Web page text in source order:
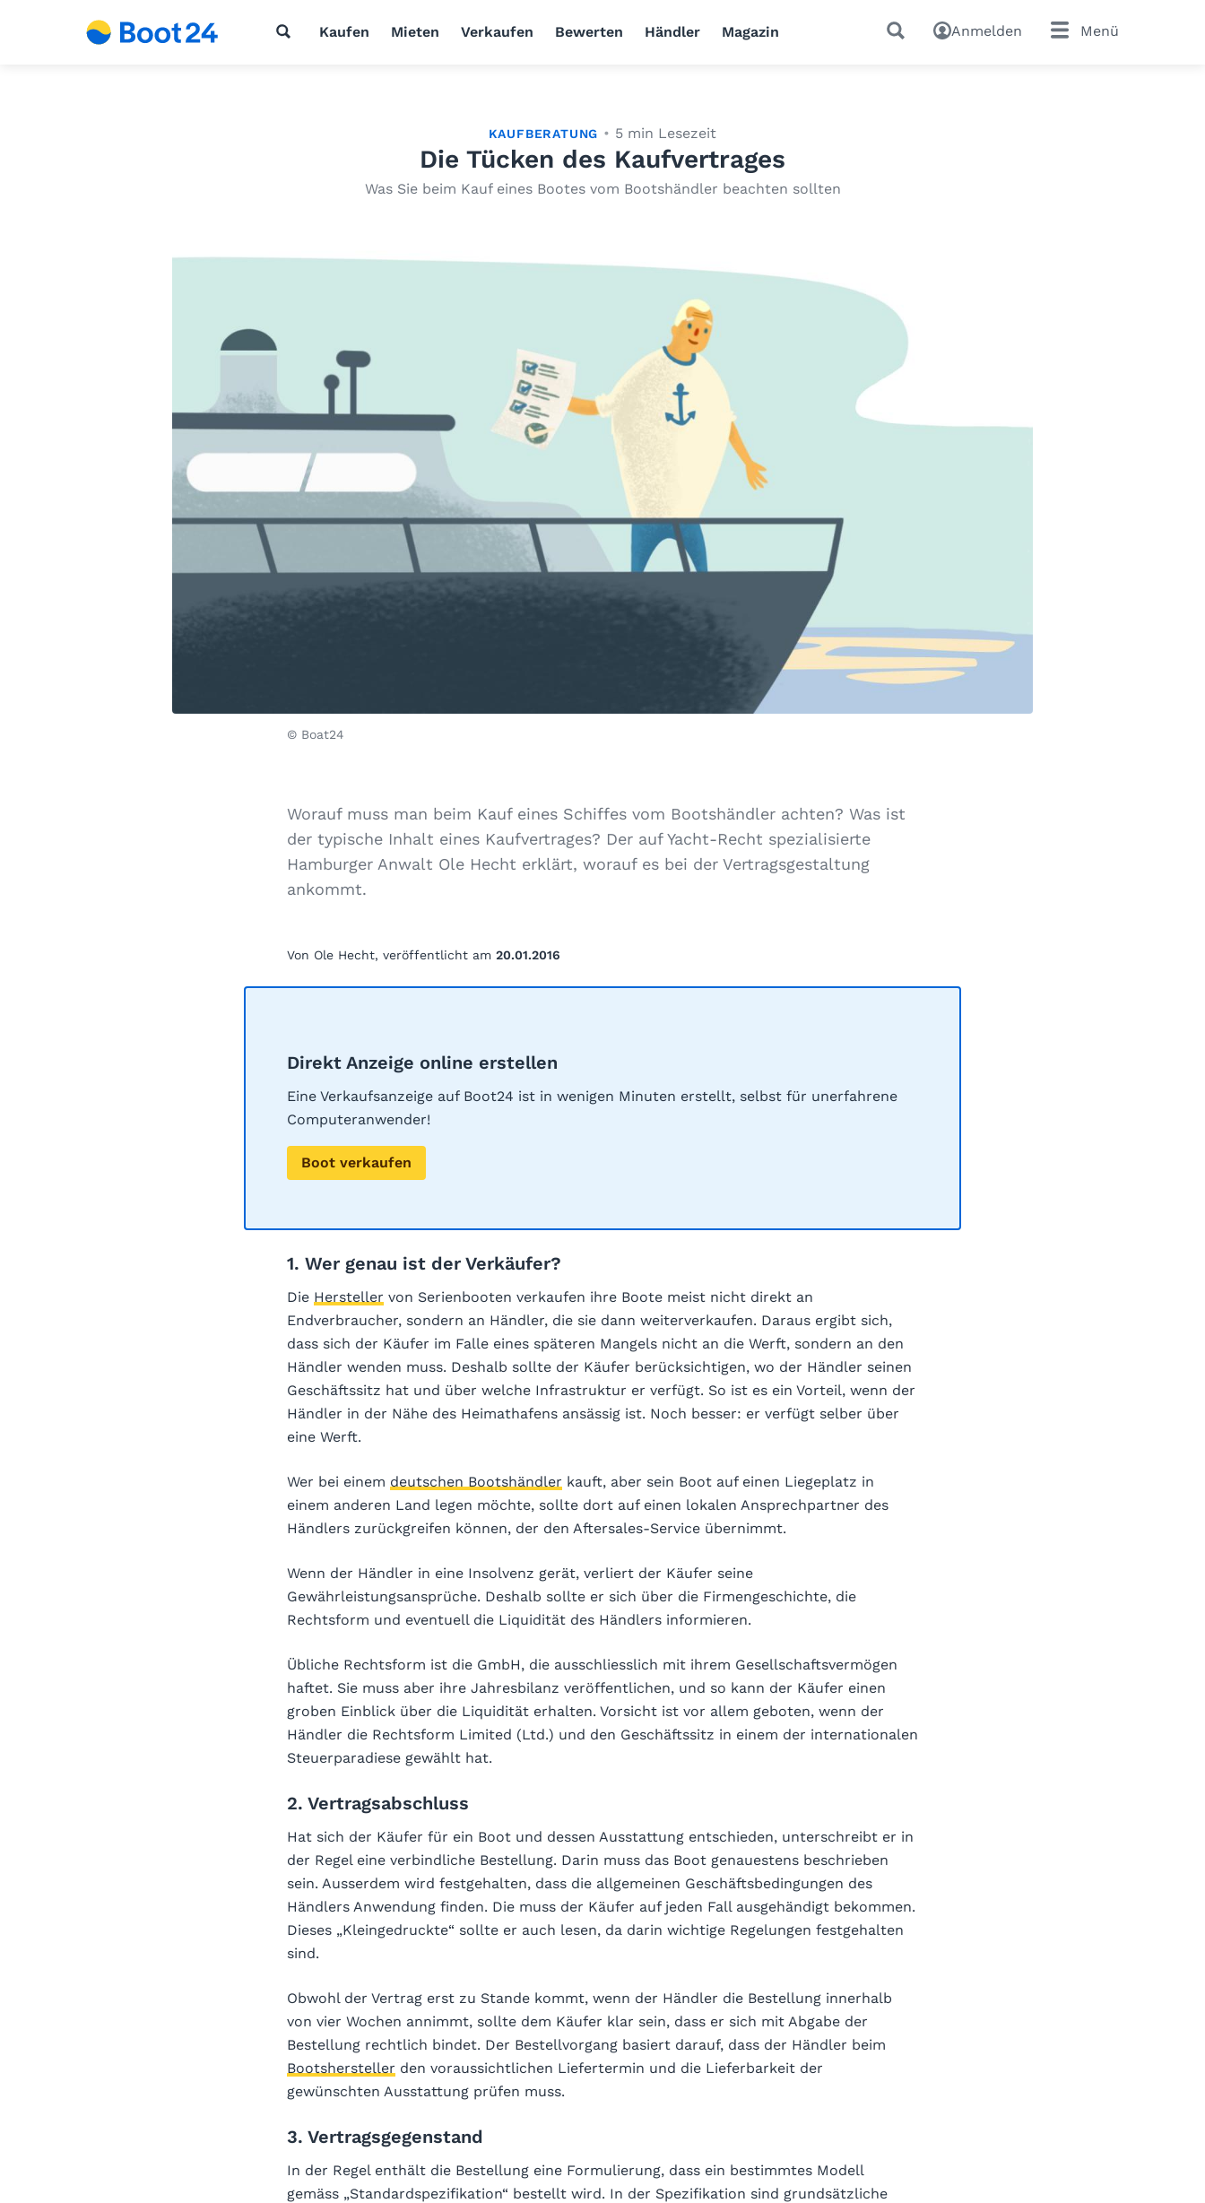
Kaufen Mieten Verkaufen Bewerten Händler Magazin Anmelden Menü
KAUFBERATUNG 5 min Lesezeit
Die Tücken des Kaufvertrages
Was Sie beim Kauf eines Bootes vom Bootshändler beachten sollten
© Boat24
Worauf muss man beim Kauf eines Schiffes vom Bootshändler achten? Was ist
der typische Inhalt eines Kaufvertrages? Der auf Yacht-Recht spezialisierte
Hamburger Anwalt Ole Hecht erklärt, worauf es bei der Vertragsgestaltung
ankommt.
Von Ole Hecht, veröffentlicht am 20.01.2016
Direkt Anzeige online erstellen
Eine Verkaufsanzeige auf Boot24 ist in wenigen Minuten erstellt, selbst für unerfahrene
Computeranwender!
Boot verkaufen
1. Wer genau ist der Verkäufer?
Die Hersteller von Serienbooten verkaufen ihre Boote meist nicht direkt an
Endverbraucher, sondern an Händler, die sie dann weiterverkaufen. Daraus ergibt sich,
dass sich der Käufer im Falle eines späteren Mangels nicht an die Werft, sondern an den
Händler wenden muss. Deshalb sollte der Käufer berücksichtigen, wo der Händler seinen
Geschäftssitz hat und über welche Infrastruktur er verfügt. So ist es ein Vorteil, wenn der
Händler in der Nähe des Heimathafens ansässig ist. Noch besser: er verfügt selber über
eine Werft.
Wer bei einem deutschen Bootshändler kauft, aber sein Boot auf einen Liegeplatz in
einem anderen Land legen möchte, sollte dort auf einen lokalen Ansprechpartner des
Händlers zurückgreifen können, der den Aftersales-Service übernimmt.
Wenn der Händler in eine Insolvenz gerät, verliert der Käufer seine
Gewährleistungsansprüche. Deshalb sollte er sich über die Firmengeschichte, die
Rechtsform und eventuell die Liquidität des Händlers informieren.
Übliche Rechtsform ist die GmbH, die ausschliesslich mit ihrem Gesellschaftsvermögen
haftet. Sie muss aber ihre Jahresbilanz veröffentlichen, und so kann der Käufer einen
groben Einblick über die Liquidität erhalten. Vorsicht ist vor allem geboten, wenn der
Händler die Rechtsform Limited (Ltd.) und den Geschäftssitz in einem der internationalen
Steuerparadiese gewählt hat.
2. Vertragsabschluss
Hat sich der Käufer für ein Boot und dessen Ausstattung entschieden, unterschreibt er in
der Regel eine verbindliche Bestellung. Darin muss das Boot genauestens beschrieben
sein. Ausserdem wird festgehalten, dass die allgemeinen Geschäftsbedingungen des
Händlers Anwendung finden. Die muss der Käufer auf jeden Fall ausgehändigt bekommen.
Dieses „Kleingedruckte“ sollte er auch lesen, da darin wichtige Regelungen festgehalten
sind.
Obwohl der Vertrag erst zu Stande kommt, wenn der Händler die Bestellung innerhalb
von vier Wochen annimmt, sollte dem Käufer klar sein, dass er sich mit Abgabe der
Bestellung rechtlich bindet. Der Bestellvorgang basiert darauf, dass der Händler beim
Bootshersteller den voraussichtlichen Liefertermin und die Lieferbarkeit der
gewünschten Ausstattung prüfen muss.
3. Vertragsgegenstand
In der Regel enthält die Bestellung eine Formulierung, dass ein bestimmtes Modell
gemäss „Standardspezifikation“ bestellt wird. In der Spezifikation sind grundsätzliche